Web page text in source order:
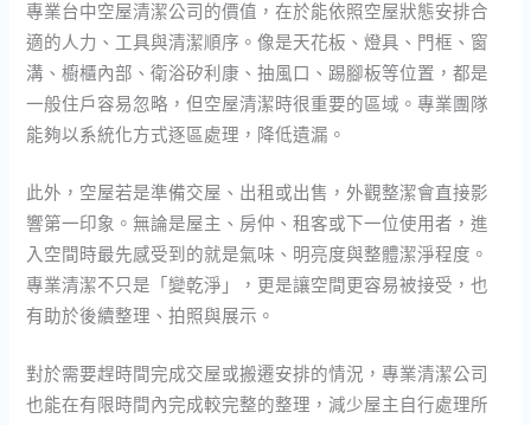
專業台中空屋清潔公司的價值，在於能依照空屋狀態安排合
適的人力、工具與清潔順序。像是天花板、燈具、門框、窗
溝、櫥櫃內部、衛浴矽利康、抽風口、踢腳板等位置，都是
一般住戶容易忽略，但空屋清潔時很重要的區域。專業團隊
能夠以系統化方式逐區處理，降低遺漏。
此外，空屋若是準備交屋、出租或出售，外觀整潔會直接影
響第一印象。無論是屋主、房仲、租客或下一位使用者，進
入空間時最先感受到的就是氣味、明亮度與整體潔淨程度。
專業清潔不只是「變乾淨」，更是讓空間更容易被接受，也
有助於後續整理、拍照與展示。
對於需要趕時間完成交屋或搬遷安排的情況，專業清潔公司
也能在有限時間內完成較完整的整理，減少屋主自行處理所